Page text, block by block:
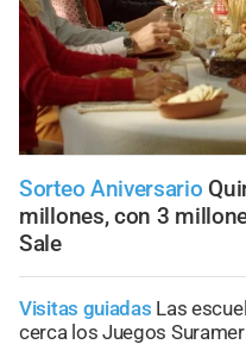
Sorteo Aniversario
millones, con 3
Sale
Visitas guiadas Las
cerca los Juegos